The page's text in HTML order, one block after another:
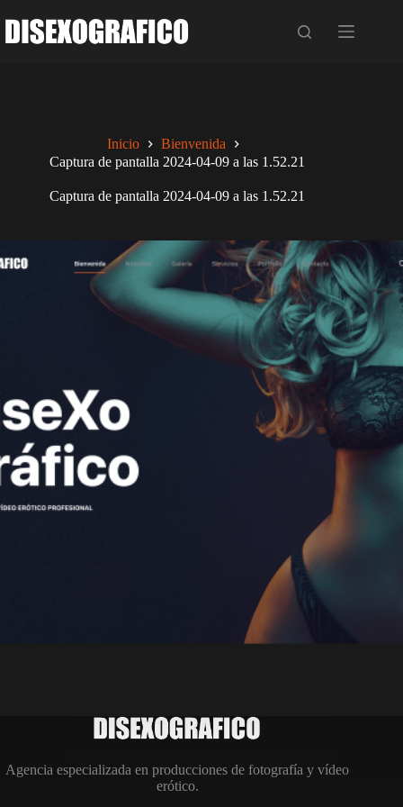
al
contenido
Inicio
Bienvenida
Captura de pantalla 2024-04-09 a las 1.52.21
Captura de pantalla 2024-04-09 a las 1.52.21
Agencia especializada en producciones de fotografía y vídeo
erótico.